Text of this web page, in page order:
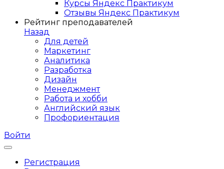
Курсы Яндекс Практикум
Отзывы Яндекс Практикум
Рейтинг преподавателей
Назад
Для детей
Маркетинг
Аналитика
Разработка
Дизайн
Менеджмент
Работа и хобби
Английский язык
Профориентация
Войти
Регистрация